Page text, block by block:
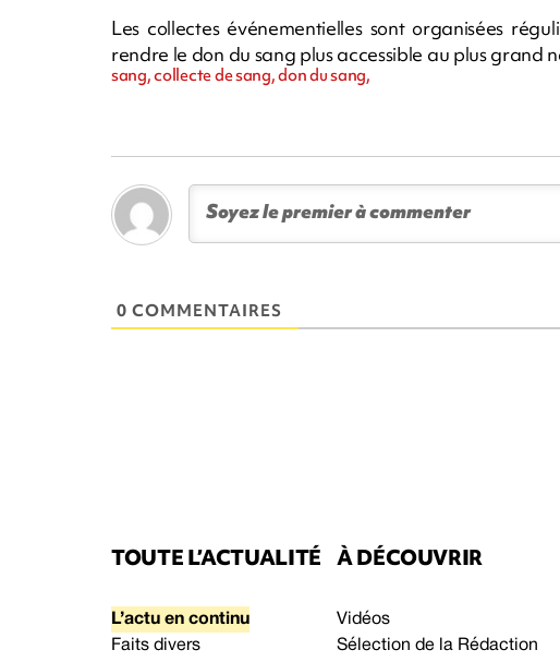
Les collectes événementielles sont organisées
rendre le don du sang plus accessible au plus grand
sang, collecte de sang, don du sang,
0 COMMENTAIRES
TOUTE L’ACTUALITÉ
L’actu en continu
Faits divers
À DÉCOUVRIR
Vidéos
Sélection de la Rédaction